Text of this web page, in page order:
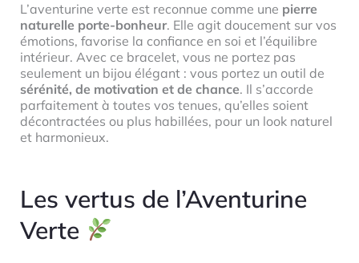
L’aventurine verte est reconnue comme une pierre
naturelle porte-bonheur. Elle agit doucement sur vos
émotions, favorise la confiance en soi et l’équilibre
intérieur. Avec ce bracelet, vous ne portez pas
seulement un bijou élégant : vous portez un outil de
sérénité, de motivation et de chance. Il s’accorde
parfaitement à toutes vos tenues, qu’elles soient
décontractées ou plus habillées, pour un look naturel
et harmonieux.
Les vertus de l’Aventurine
Verte